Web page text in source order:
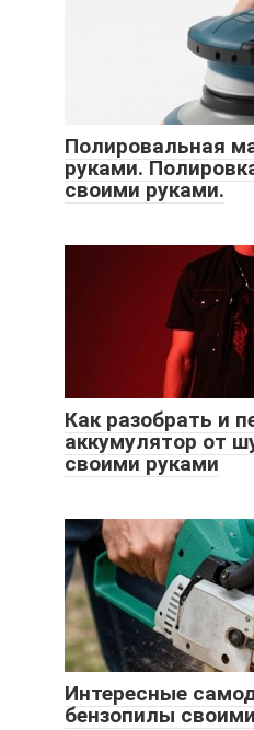
Полировальная
руками.
своими руками.
Как разобрать и
аккумулятор от
своими руками
Интересные
бензопилы